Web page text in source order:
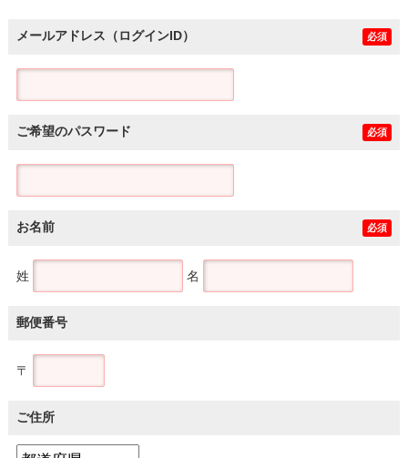
メールアドレス（ログインID） 必須
ご希望のパスワード 必須
お名前 必須
姓 名
郵便番号
〒
ご住所